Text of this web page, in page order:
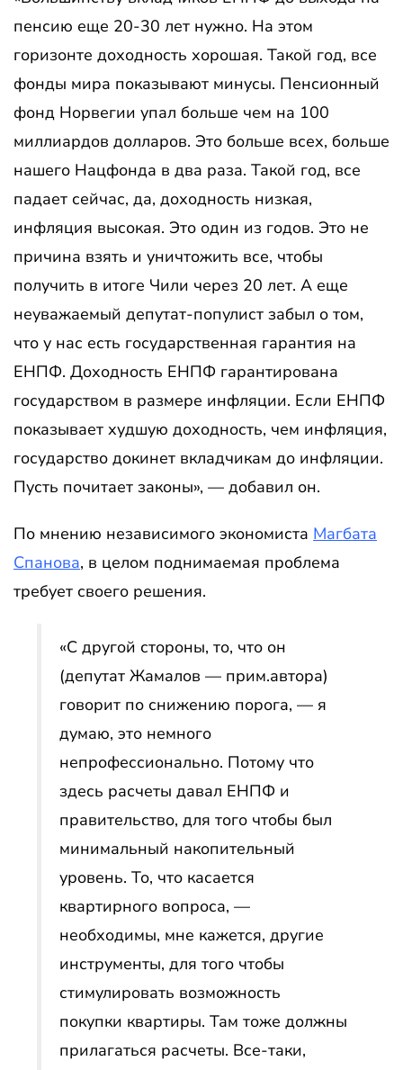
пенсию еще 20-30 лет нужно. На этом
горизонте доходность хорошая. Такой год, все
фонды мира показывают минусы. Пенсионный
фонд Норвегии упал больше чем на 100
миллиардов долларов. Это больше всех, больше
нашего Нацфонда в два раза. Такой год, все
падает сейчас, да, доходность низкая,
инфляция высокая. Это один из годов. Это не
причина взять и уничтожить все, чтобы
получить в итоге Чили через 20 лет. А еще
неуважаемый депутат-популист забыл о том,
что у нас есть государственная гарантия на
ЕНПФ. Доходность ЕНПФ гарантирована
государством в размере инфляции. Если ЕНПФ
показывает худшую доходность, чем инфляция,
государство докинет вкладчикам до инфляции.
Пусть почитает законы», — добавил он.
По мнению независимого экономиста Магбата
Спанова, в целом поднимаемая проблема
требует своего решения.
«С другой стороны, то, что он
(депутат Жамалов — прим.автора)
говорит по снижению порога, — я
думаю, это немного
непрофессионально. Потому что
здесь расчеты давал ЕНПФ и
правительство, для того чтобы был
минимальный накопительный
уровень. То, что касается
квартирного вопроса, —
необходимы, мне кажется, другие
инструменты, для того чтобы
стимулировать возможность
покупки квартиры. Там тоже должны
прилагаться расчеты. Все-таки,